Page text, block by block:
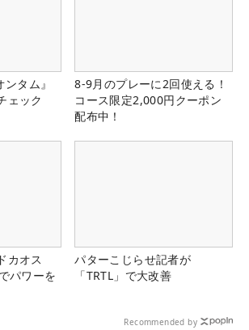
タム』
ェック
8-9月のプレーに2回使える！
コース限定2,000円クーポン
配布中！
カオス
パワーを
パターこじらせ記者が
「TRTL」で大改善
Recommended by